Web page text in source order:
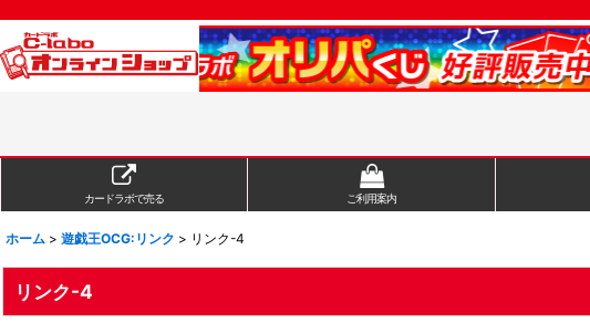
カードラボで売る ご利用案内
ホーム > 遊戯王OCG:リンク > リンク-4
リンク-4